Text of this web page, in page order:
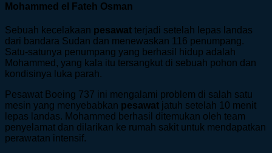
Mohammed el Fateh Osman
Sebuah kecelakaan pesawat terjadi setelah lepas landas
dari bandara Sudan dan menewaskan 116 penumpang.
Satu-satunya penumpang yang berhasil hidup adalah
Mohammed, yang kala itu tersangkut di sebuah pohon dan
kondisinya luka parah.
Pesawat Boeing 737 ini mengalami problem di salah satu
mesin yang menyebabkan pesawat jatuh setelah 10 menit
lepas landas. Mohammed berhasil ditemukan oleh team
penyelamat dan dilarikan ke rumah sakit untuk mendapatkan
perawatan intensif.